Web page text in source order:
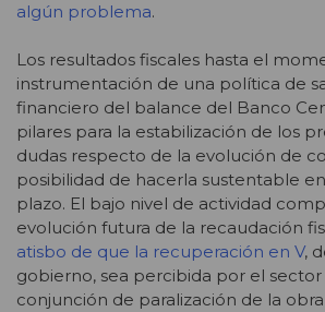
algún problema.
Los resultados fiscales hasta el
instrumentación de una política de
financiero del balance del Banco
pilares para la estabilización de los
dudas respecto de la evolución de
posibilidad de hacerla sustentable
plazo. El bajo nivel de actividad
evolución futura de la recaudación
atisbo de que la recuperación en V,
gobierno, sea percibida por el sector
conjunción de paralización de la